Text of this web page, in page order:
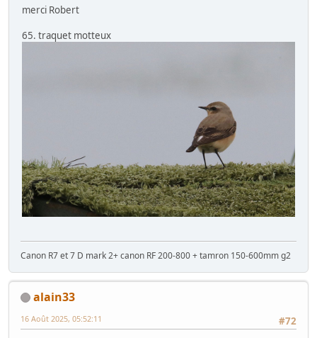
merci Robert
65. traquet motteux
Canon R7 et 7 D mark 2+ canon RF 200-800 + tamron 150-600mm g2
alain33
#72
16 Août 2025, 05:52:11